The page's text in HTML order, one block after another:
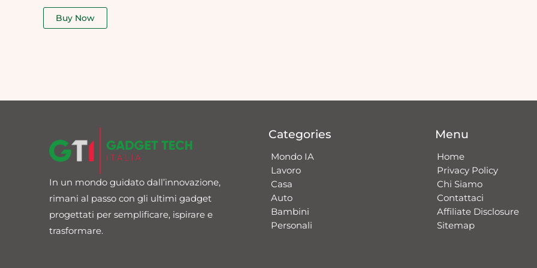
out
Buy Now
In un mondo guidato dall’innovazione,
rimani al passo con gli ultimi gadget
progettati per semplificare, ispirare e
trasformare.
Categories
Mondo IA
Lavoro
Casa
Auto
Bambini
Personali
Menu
Home
Privacy Policy
Chi Siamo
Contattaci​
Affiliate Disclosure
Sitemap